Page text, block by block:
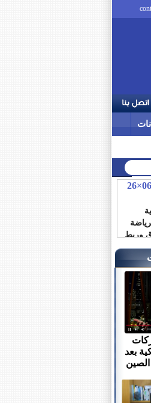
مذكرة وزارية رقم 062×26
وربط
بعد